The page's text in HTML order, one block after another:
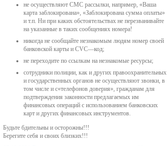
не осуществляют СМС рассылки, например, «Ваша
карта заблокирована», «Заблокирована сумма оплаты»
и т.п. Ни при каких обстоятельствах не перезванивайте
на указанные в таких сообщениях номера!
никогда не сообщайте незнакомым людям номер своей
банковской карты и СVС—код;
не переходите по ссылкам на незнакомые ресурсы;
сотрудники полиции, как и других правоохранительных
и государственных органов не осуществляют звонки, в
том числе и с«телефонов доверия», гражданам для
подтверждения законности предлагаемых им
финансовых операций с использованием банковских
карт и других финансовых инструментов.
Будьте бдительны и осторожны!!!
Берегите себя и своих близких!!!